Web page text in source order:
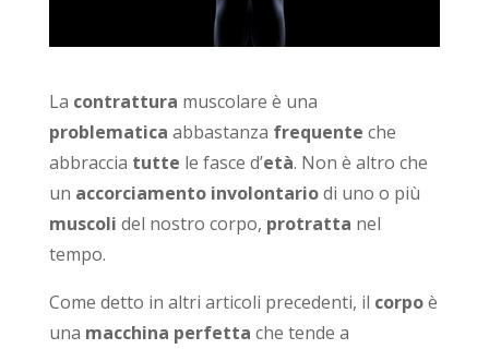
La contrattura muscolare è una
problematica abbastanza frequente che
abbraccia tutte le fasce d’età. Non è altro che
un accorciamento involontariodi uno o più
muscoli del nostro corpo, protratta nel
tempo.
Come detto in altri articoli precedenti, il corpoè
una macchina perfetta che tende a